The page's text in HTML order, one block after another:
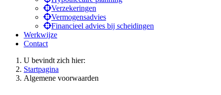
Verzekeringen
Vermogensadvies
Financieel advies bij scheidingen
Werkwijze
Contact
U bevindt zich hier:
Startpagina
Algemene voorwaarden